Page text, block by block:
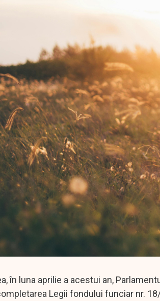
în luna aprilie a acestui an,
Legii fondului funciar nr.